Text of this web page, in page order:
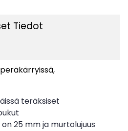
Tiedot
teräksiset
25 mm ja murtolujuus